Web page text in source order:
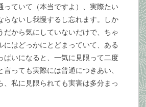
っていて（本当ですよ）、実際たい
らないし我慢するし忘れます。しか
だから気にしていないだけで、ちゃ
にはどっかにとどまっていて、ある
ぱいになると、一気に見限って二度
言っても実際には普通につきあい、
、私に見限られても実害は多分まっ